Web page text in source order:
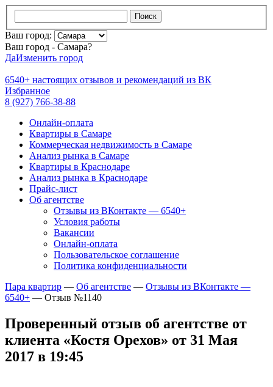
Поиск
Ваш город:
Ваш город - Самара?
ДаИзменить город
6540+ настоящих отзывов и рекомендаций из ВК
Избранное
8 (927) 766-38-88
Онлайн-оплата
Квартиры в Самаре
Коммерческая недвижимость в Самаре
Анализ рынка в Самаре
Квартиры в Краснодаре
Анализ рынка в Краснодаре
Прайс-лист
Об агентстве
Отзывы из ВКонтакте — 6540+
Условия работы
Вакансии
Онлайн-оплата
Пользовательское соглашение
Политика конфиденциальности
Пара квартир — Об агентстве — Отзывы из ВКонтакте —
6540+ — Отзыв №1140
Проверенный отзыв об агентстве от
клиента «Костя Орехов» от 31 Мая
2017 в 19:45